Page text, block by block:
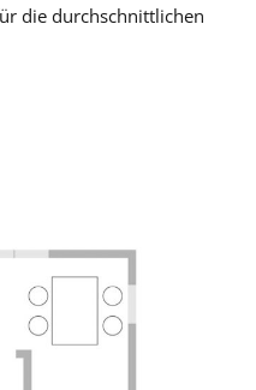
die durchschnittlichen